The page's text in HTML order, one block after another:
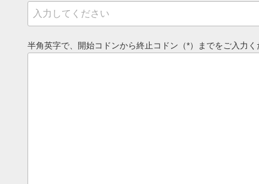
半角英字で、開始コドンから終止コドン（*）までをご入力く